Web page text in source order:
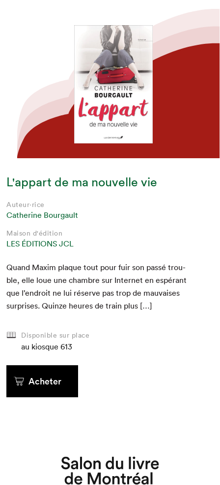
L'appart de ma nouvelle vie
Auteur·rice
Catherine Bourgault
Maison d'édition
LES ÉDITIONS JCL
Quand Max­im plaque tout pour fuir son passé trou­
ble, elle loue une cham­bre sur Inter­net en espérant
que l’endroit ne lui réserve pas trop de mau­vais­es
sur­pris­es. Quinze heures de train plus […]
Disponible sur place
au kiosque 613
Acheter